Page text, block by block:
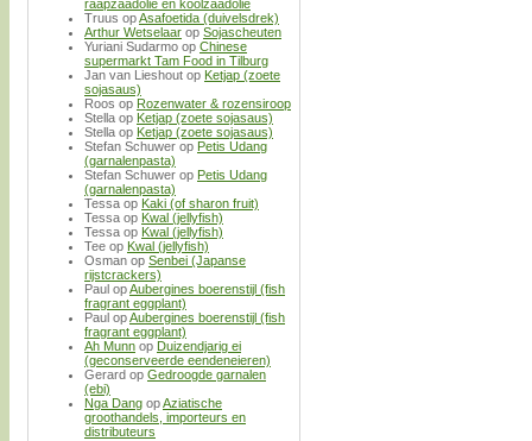
raapzaadolie en koolzaadolie
Truus opAsafoetida (duivelsdrek)
Arthur Wetselaar op Sojascheuten
Yuriani Sudarmo op Chinese
supermarkt Tam Food in Tilburg
Jan van Lieshout op Ketjap (zoete
sojasaus)
Roos op Rozenwater & rozensiroop
Stella op Ketjap (zoete sojasaus)
Stella op Ketjap (zoete sojasaus)
Stefan Schuwer op Petis Udang
(garnalenpasta)
Stefan Schuwer op Petis Udang
(garnalenpasta)
Tessa op Kaki (of sharon fruit)
Tessa op Kwal (jellyfish)
Tessa op Kwal (jellyfish)
Tee op Kwal (jellyfish)
Osman op Senbei (Japanse
rijstcrackers)
Paul opAubergines boerenstijl (fish
fragrant eggplant)
Paul opAubergines boerenstijl (fish
fragrant eggplant)
Ah Munn op Duizendjarig ei
(geconserveerde eendeneieren)
Gerard op Gedroogde garnalen
(ebi)
Nga Dang opAziatische
groothandels, importeurs en
distributeurs